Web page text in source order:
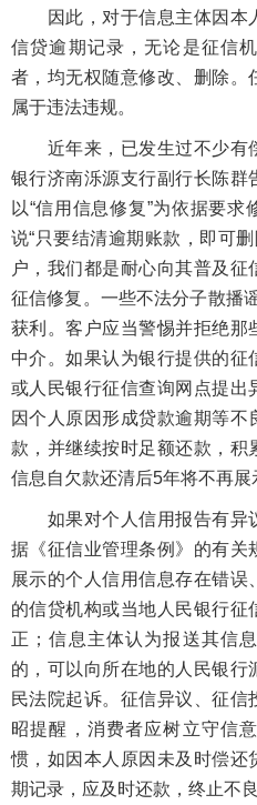
因此，对于信息主体因本
信贷逾期记录，无论是征信
者，均无权随意修改、删除。
属于违法违规。
近年来，已发生过不少有
银行济南泺源支行副行长陈群
以“信用信息修复”为依据要
说“只要结清逾期账款，即可
户，我们都是耐心向其普及
征信修复。一些不法分子散播
获利。客户应当警惕并拒绝那
中介。如果认为银行提供的
或人民银行征信查询网点提出
因个人原因形成贷款逾期等不
款，并继续按时足额还款，积
信息自欠款还清后5年将不再展
如果对个人信用报告有异
据《征信业管理条例》的有关
展示的个人信用信息存在错误
的信贷机构或当地人民银行征
正；信息主体认为报送其信
的，可以向所在地的人民银行
民法院起诉。征信异议、征
昭提醒，消费者应树立守信
惯，如因本人原因未及时偿还
期记录，应及时还款，终止不良